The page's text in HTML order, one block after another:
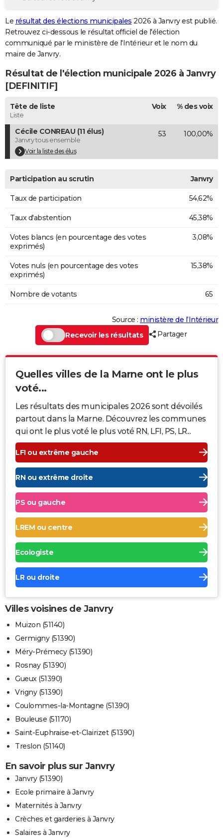
GUIDES D'ACHAT
BONS PLANS
CARTE DE VOEUX
Carte de Noël
Carte Bonne année
Carte Saint-Valentin
Carte Pâques
Carte d'anniversaire
DICTIONNAIRE
Dictionnaire
Biographies
Citations
Expressions
Proverbes
PROGRAMME TV
COPAINS D'AVANT
S'inscrire
Se connecter
Lycées
Collèges
Primaires
Universités
Entreprises
Service militaire
Avis de recherche
AVIS DE DÉCÈS
FORUM
Le résultat des élections municipales 2026 à Janvry est publié.
Retrouvez ci-dessous le résultat officiel de l'élection
communiqué par le ministère de l'Intérieur et le nom du
maire de Janvry.
Résultat de l'élection municipale 2026 à Janvry
[DEFINITIF]
Tête de liste
Liste
Voix % des voix
Cécile CONREAU (11 élus)
Janvry tous ensemble
Voir la liste des élus
53 100,00%
Participation au scrutin Janvry
Taux de participation 54,62%
Taux d'abstention 45,38%
Votes blancs (en pourcentage des votes
exprimés)
3,08%
Votes nuls (en pourcentage des votes
exprimés)
15,38%
Nombre de votants 65
Source : ministère de l’Intérieur
Recevoir les résultats
Partager
Quelles villes de la Marne ont le plus
voté...
Les résultats des municipales 2026 sont dévoilés
partout dans la Marne. Découvrez les communes
qui ont le plus voté le plus voté RN, LFI, PS, LR...
LFI ou extrême gauche
RN ou extrême droite
PS ou gauche
LREM ou centre
Ecologiste
LR ou droite
Villes voisines de Janvry
Muizon (51140)
Germigny (51390)
Méry-Prémecy (51390)
Rosnay (51390)
Gueux (51390)
Vrigny (51390)
Coulommes-la-Montagne (51390)
Bouleuse (51170)
Saint-Euphraise-et-Clairizet (51390)
Treslon (51140)
En savoir plus sur Janvry
Janvry (51390)
Ecole primaire à Janvry
Maternités à Janvry
Crèches et garderies à Janvry
Salaires à Janvry